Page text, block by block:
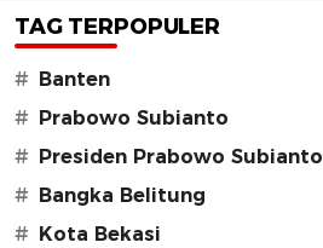
TAG TERPOPULER
#
Banten
#
Prabowo Subianto
#
Presiden Prabowo Subianto
#
Bangka Belitung
#
Kota Bekasi